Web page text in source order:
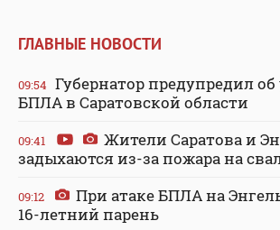
ГЛАВНЫЕ НОВОСТИ
09:54 Губернатор предупредил об
БПЛА в Саратовской области
09:41
Жители Саратова и
задыхаются из-за пожара на
09:12
При атаке БПЛА на
16-летний парень